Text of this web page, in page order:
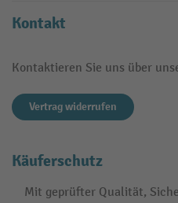
Kontakt
Kontaktieren Sie uns über
Vertrag widerrufen
Käuferschutz
Mit geprüfter Qualität,